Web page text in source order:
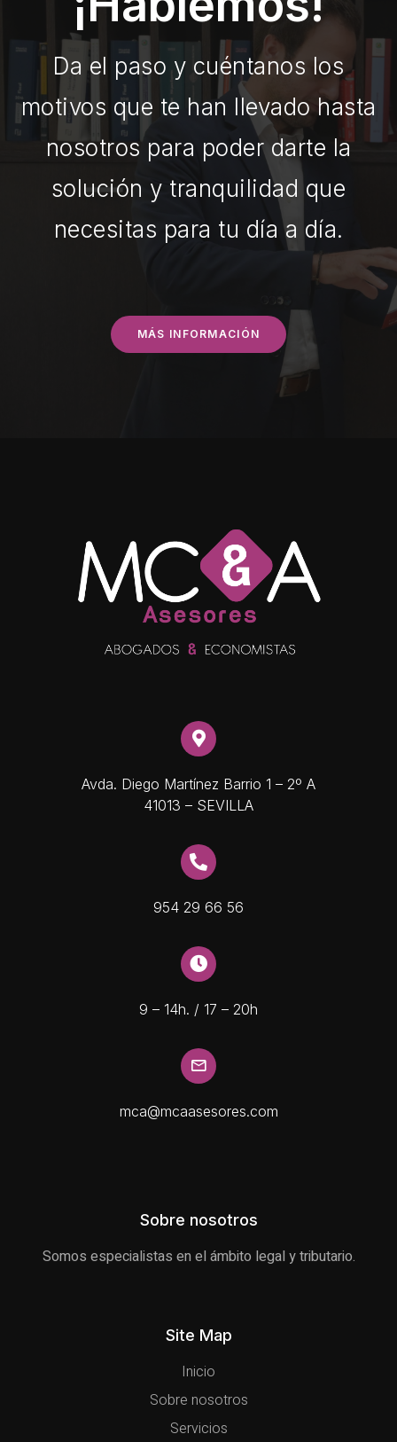
Da el paso y cuéntanos los
motivos que te han llevado hasta
nosotros para poder darte la
solución y tranquilidad que
necesitas para tu día a día.
MÁS INFORMACIÓN
Avda. Diego Martínez Barrio 1 – 2º A
41013 – SEVILLA
954 29 66 56
9 – 14h. / 17 – 20h
mca@mcaasesores.com
Sobre nosotros
Somos especialistas en el ámbito legal y tributario.
Site Map
Inicio
Sobre nosotros
Servicios